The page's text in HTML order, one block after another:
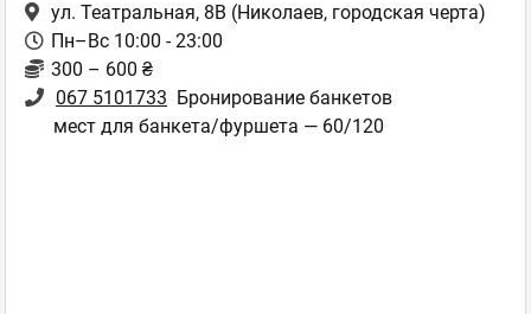
ул. Театральная, 8В (Николаев, городская черта)
Пн–Вс 10:00 - 23:00
300 – 600 ₴
067 5101733 Бронирование банкетов
мест для банкета/фуршета — 60/120